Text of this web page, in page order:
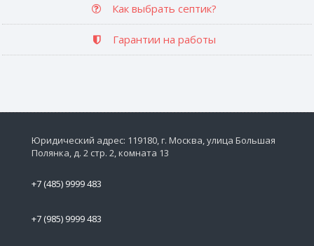
Как выбрать септик?
Гарантии на работы
Юридический адрес: 119180, г. Москва, улица Большая
Полянка, д. 2 стр. 2, комната 13
+7 (485) 9999 483
+7 (985) 9999 483